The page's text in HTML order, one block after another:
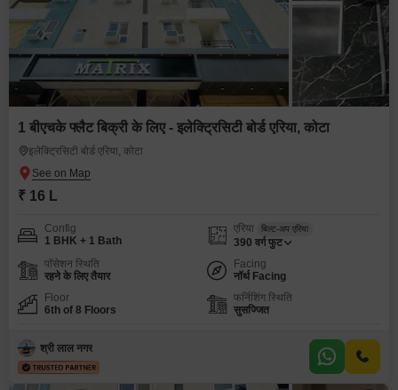
1 बीएचके फ्लैट बिक्री के लिए - इलेक्ट्रिसिटी बोर्ड एरिया, कोटा
इलेक्ट्रिसिटी बोर्ड एरिया, कोटा
₹ 16 L
Config
1 BHK + 1 Bath
एरिया बिल्ट-अप एरिया
390 वर्ग फुट
पॉसेशन स्थिति
रहने के लिए तैयार
Facing
नॉर्थ Facing
Floor
6th of 8 Floors
फर्निशिंग स्थिति
सुसज्जित
श्री लाल नगर